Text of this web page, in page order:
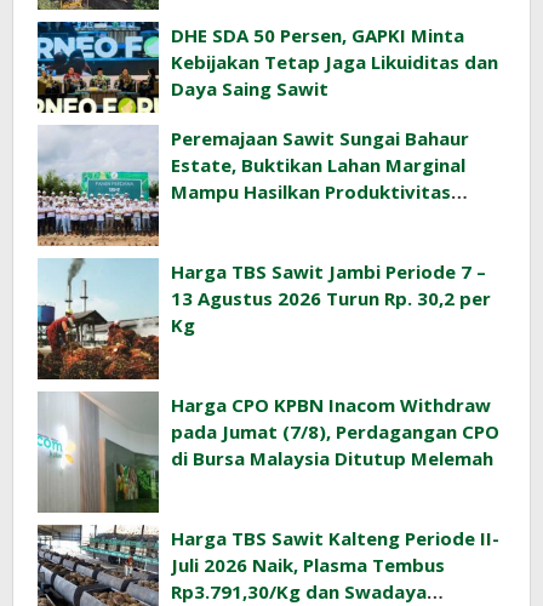
DHE SDA 50 Persen, GAPKI Minta
Kebijakan Tetap Jaga Likuiditas dan
Daya Saing Sawit
Peremajaan Sawit Sungai Bahaur
Estate, Buktikan Lahan Marginal
Mampu Hasilkan Produktivitas
Harga TBS Sawit Jambi Periode 7 –
13 Agustus 2026 Turun Rp. 30,2 per
Kg
Harga CPO KPBN Inacom Withdraw
pada Jumat (7/8), Perdagangan CPO
di Bursa Malaysia Ditutup Melemah
Harga TBS Sawit Kalteng Periode II-
Juli 2026 Naik, Plasma Tembus
Rp3.791,30/Kg dan Swadaya